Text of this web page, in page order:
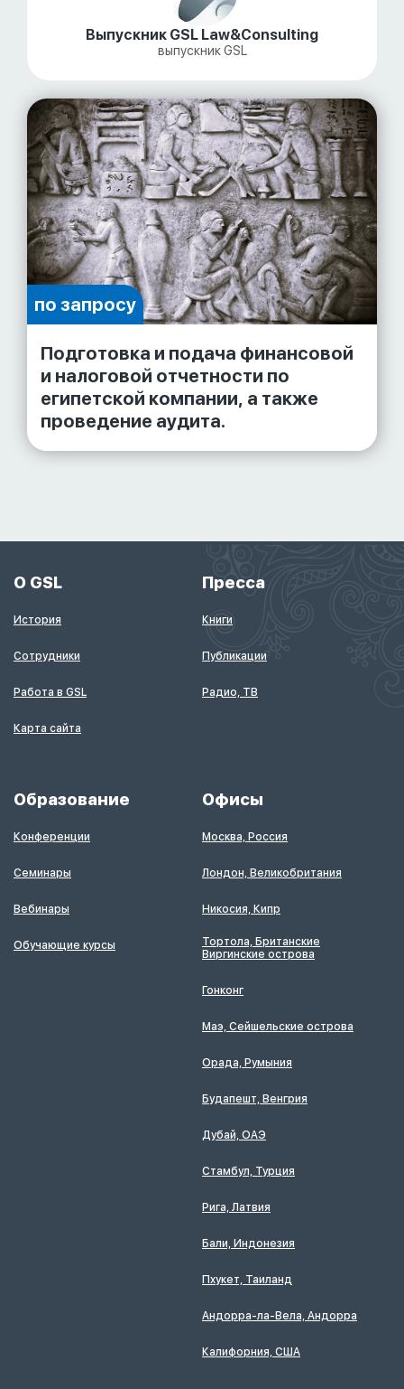
Выпускник GSL Law&Consulting
выпускник GSL
по запросу
Подготовка и подача финансовой
и налоговой отчетности по
египетской компании, а также
проведение аудита.
О GSL
История
Сотрудники
Работа в GSL
Карта сайта
Пресса
Книги
Публикации
Радио, ТВ
Образование
Конференции
Семинары
Вебинары
Обучающие курсы
Офисы
Москва, Россия
Лондон, Великобритания
Никосия, Кипр
Тортола, Британские
Виргинские острова
Гонконг
Маэ, Сейшельские острова
Орада, Румыния
Будапешт, Венгрия
Дубай, ОАЭ
Стамбул, Турция
Рига, Латвия
Бали, Индонезия
Пхукет, Таиланд
Андорра-ла-Вела, Андорра
Калифорния, США